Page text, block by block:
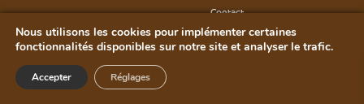
Contact
Formulaire SAV
Bon de rétractation
Nous utilisons les cookies pour implémenter certaines
fonctionnalités disponibles sur notre site et analyser le trafic.
Accepter Réglages